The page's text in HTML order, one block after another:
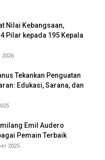
Nilai Kebangsaan,
Pilar kepada 195 Kepala
2026
Tekankan Penguatan
Edukasi, Sarana, dan
Emil Audero
Pemain Terbaik
2025